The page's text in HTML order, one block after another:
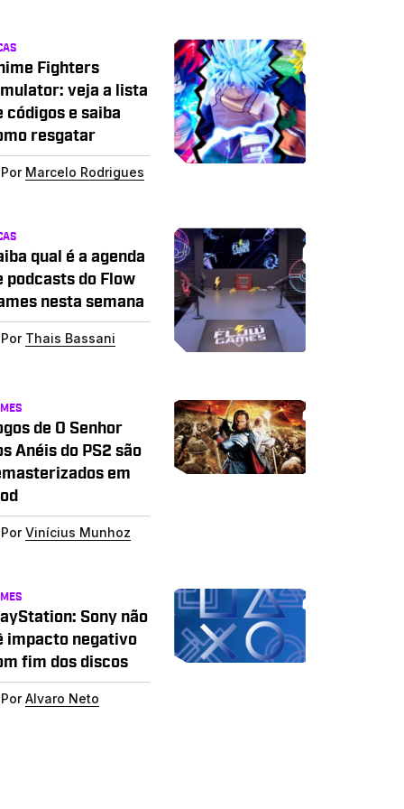
Fighters
veja a lista
códigos e saiba
resgatar
Por Marcelo Rodrigues
qual é a agenda
podcasts do Flow
nesta semana
Por Thais Bassani
de O Senhor
Anéis do PS2 são
em
PorVinícius Munhoz
Sony não
impacto negativo
fim dos discos
PorAlvaro Neto